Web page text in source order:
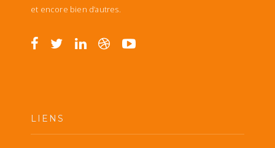
et encore bien d’autres.
LIENS